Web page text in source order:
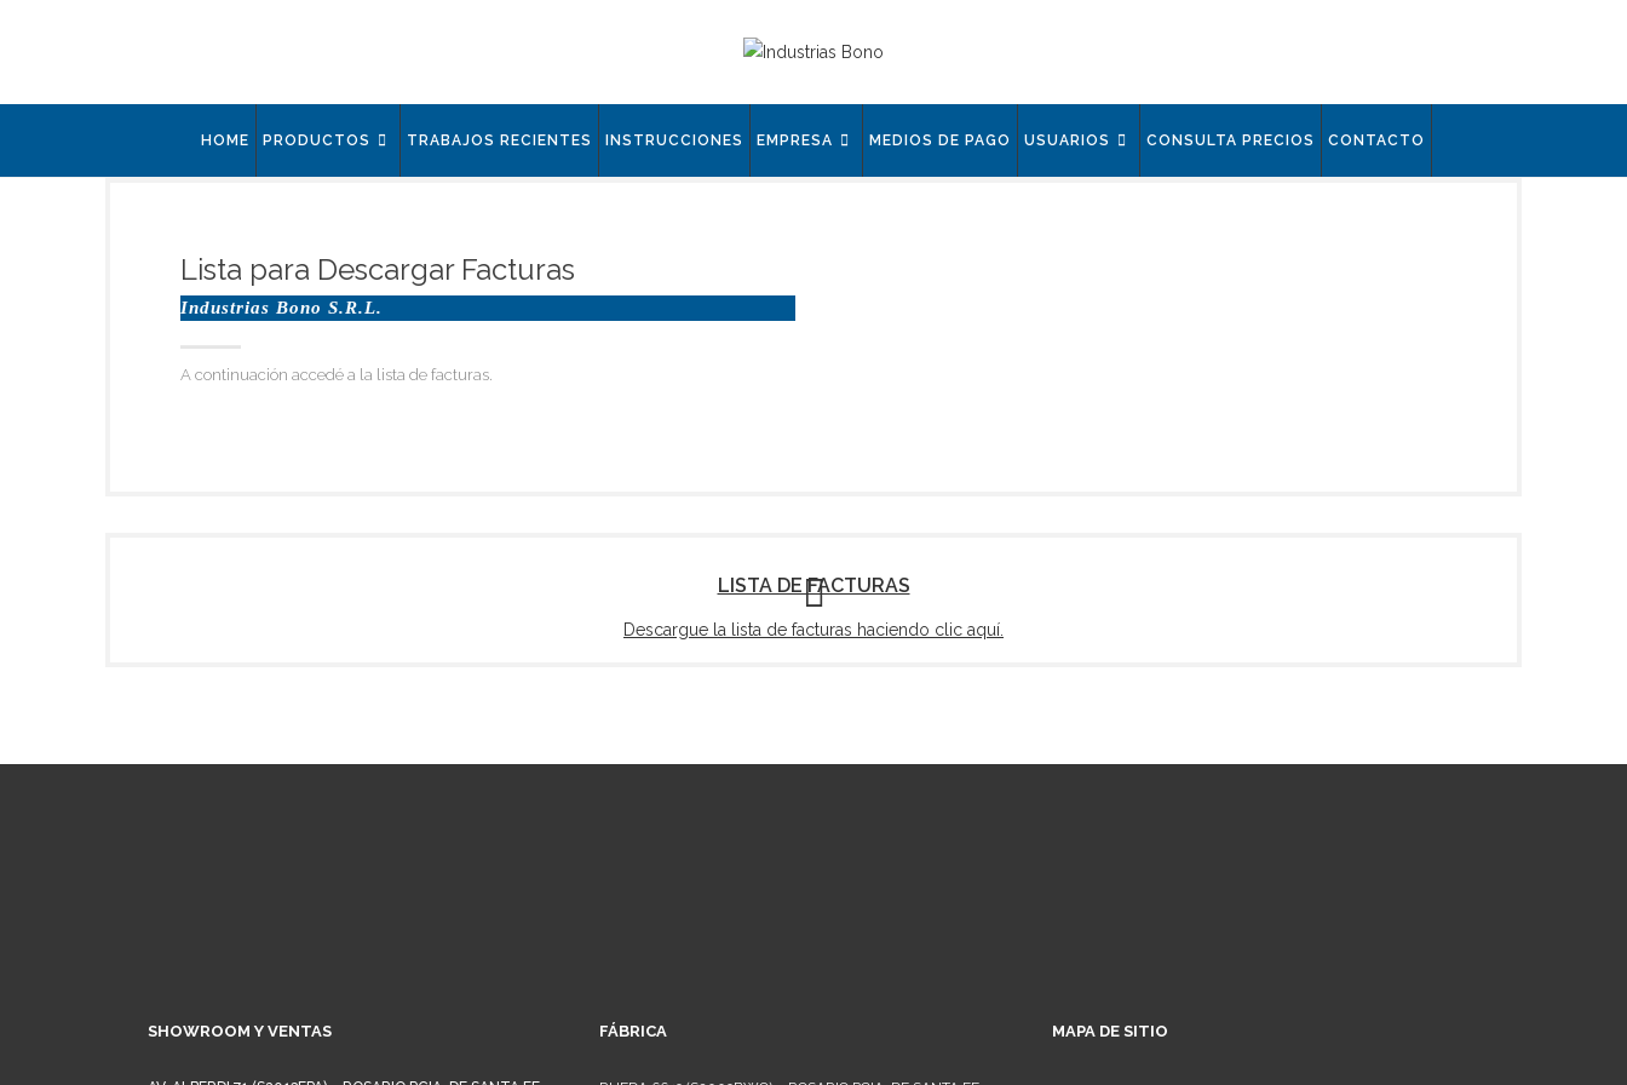
HOME PRODUCTOS TRABAJOS RECIENTES INSTRUCCIONES EMPRESA MEDIOS DE PAGO USUARIOS CONSULTA PRECIOS CONTACTO
Lista para Descargar Facturas
Industrias Bono S.R.L.
A continuación accedé a la lista de facturas.
LISTA DE FACTURAS
Descargue la lista de facturas haciendo clic aquí.
SHOWROOM Y VENTAS FÁBRICA MAPA DE SITIO